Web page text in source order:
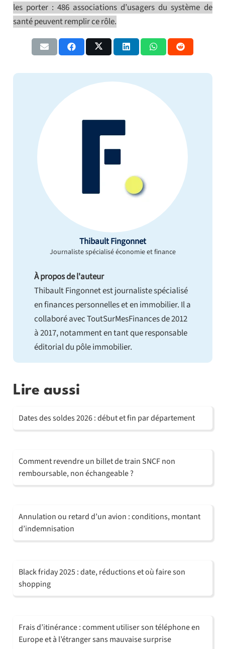
les porter : 486 associations d’usagers du système de
santé peuvent remplir ce rôle.
Thibault Fingonnet
Journaliste spécialisé économie et finance
À propos de l'auteur
Thibault Fingonnet est journaliste spécialisé
en finances personnelles et en immobilier. Il a
collaboré avec ToutSurMesFinances de 2012
à 2017, notamment en tant que responsable
éditorial du pôle immobilier.
Lire aussi
Dates des soldes 2026 : début et fin par département
Comment revendre un billet de train SNCF non
remboursable, non échangeable ?
Annulation ou retard d’un avion : conditions, montant
d’indemnisation
Black friday 2025 : date, réductions et où faire son
shopping
Frais d’itinérance : comment utiliser son téléphone en
Europe et à l’étranger sans mauvaise surprise